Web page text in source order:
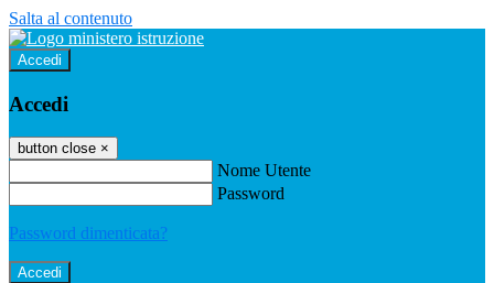
Salta al contenuto
Accedi
Accedi
button close ×
Nome Utente
Password
Password dimenticata?